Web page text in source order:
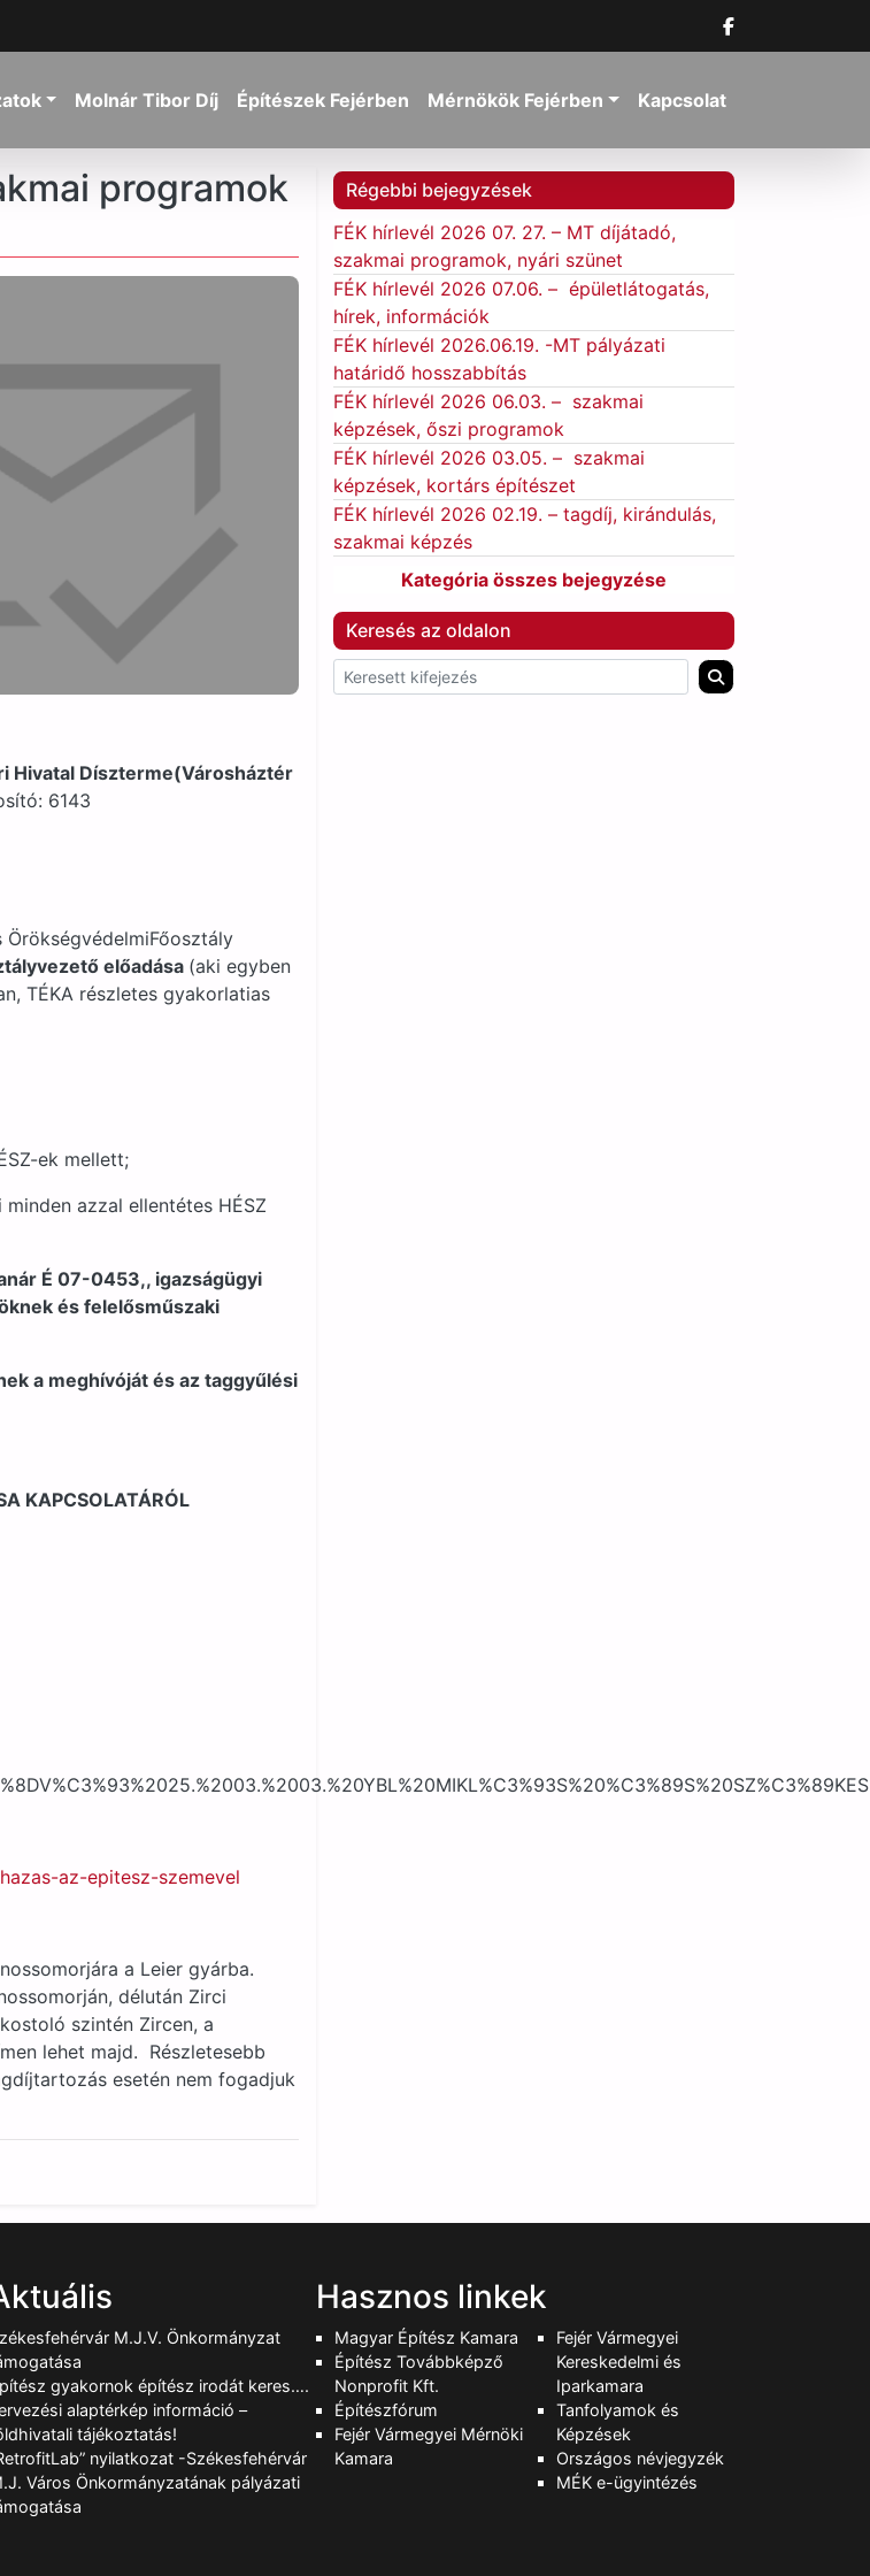
Molnár Tibor Díj Építészek Fejérben Mérnökök Fejérben Kapcsolat
programok
Hivatal Díszterme(Városháztér
6143
ÖrökségvédelmiFőosztály
előadása (aki egyben
TÉKA részletes gyakorlatias
ek mellett;
azzal ellentétes HÉSZ
É 07-0453,, igazságügyi
és felelősműszaki
a meghívóját és az taggyűlési
KAPCSOLATÁRÓL
az-epitesz-szemevel
a Leier gyárba.
délután Zirci
szintén Zircen, a
lehet majd. Részletesebb
esetén nem fogadjuk
Régebbi bejegyzések
FÉK hírlevél 2026 07. 27. – MT díjátadó,
szakmai programok, nyári szünet
FÉK hírlevél 2026 07.06. – épületlátogatás,
hírek, információk
FÉK hírlevél 2026.06.19. -MT pályázati
határidő hosszabbítás
FÉK hírlevél 2026 06.03. – szakmai
képzések, őszi programok
FÉK hírlevél 2026 03.05. – szakmai
képzések, kortárs építészet
FÉK hírlevél 2026 02.19. – tagdíj, kirándulás,
szakmai képzés
Kategória összes bejegyzése
Keresés az oldalon
M.J.V. Önkormányzat
gyakornok építész irodát keres….
alaptérkép információ –
tájékoztatás!
nyilatkozat -Székesfehérvár
Város Önkormányzatának pályázati
Hasznos linkek
Magyar Építész Kamara
Építész Továbbképző
Nonprofit Kft.
Építészfórum
Fejér Vármegyei Mérnöki
Kamara
Fejér Vármegyei
Kereskedelmi és
Iparkamara
Tanfolyamok és
Képzések
Országos névjegyzék
MÉK e-ügyintézés